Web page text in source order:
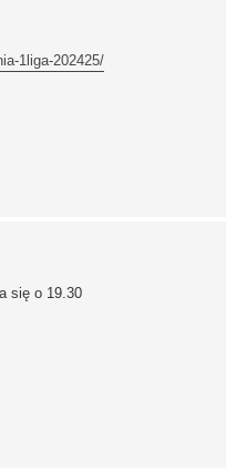
1liga-202425/
się o 19.30